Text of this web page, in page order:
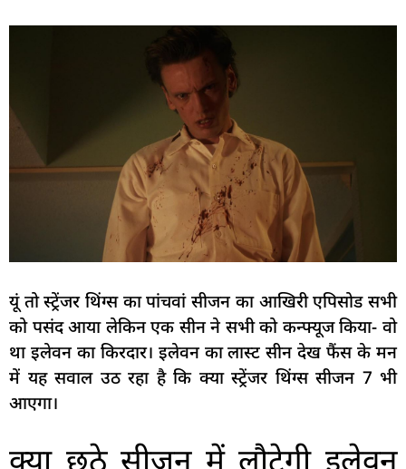
यूं तो स्ट्रेंजर थिंग्स का पांचवां सीजन का आखिरी एपिसोड सभी
को पसंद आया लेकिन एक सीन ने सभी को कन्फ्यूज किया- वो
था इलेवन का किरदार। इलेवन का लास्ट सीन देख फैंस के मन
में यह सवाल उठ रहा है कि क्या स्ट्रेंजर थिंग्स सीजन 7 भी
आएगा।
क्या छठे सीजन में लौटेगी इलेवन